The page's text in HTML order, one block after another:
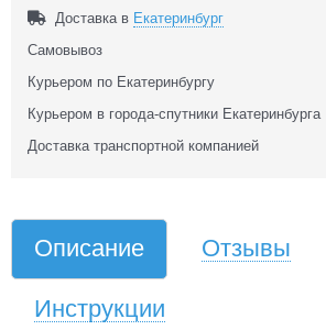
Доставка в Екатеринбург
Самовывоз
Курьером по Екатеринбургу
Курьером в города-спутники Екатеринбурга
Доставка транспортной компанией
Описание Отзывы
Инструкции